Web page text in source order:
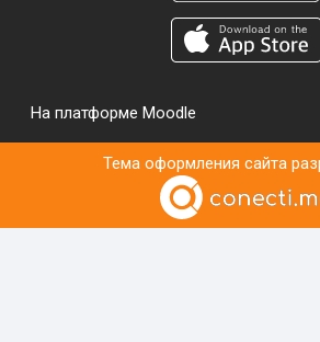
На платформе Moodle
Тема оформления сайта